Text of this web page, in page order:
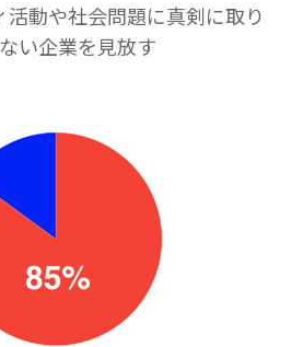
活動や社会問題に真剣に取り
い企業を見放す